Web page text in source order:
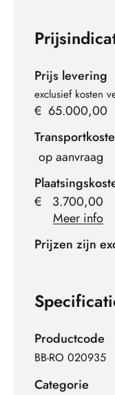
Prijs levering
exclusief kosten
€ 65.000,00
op aanvraag
€
3.700,00
Meer info
Prijzen zijn
Productcode
BB-RO 020935
Categorie